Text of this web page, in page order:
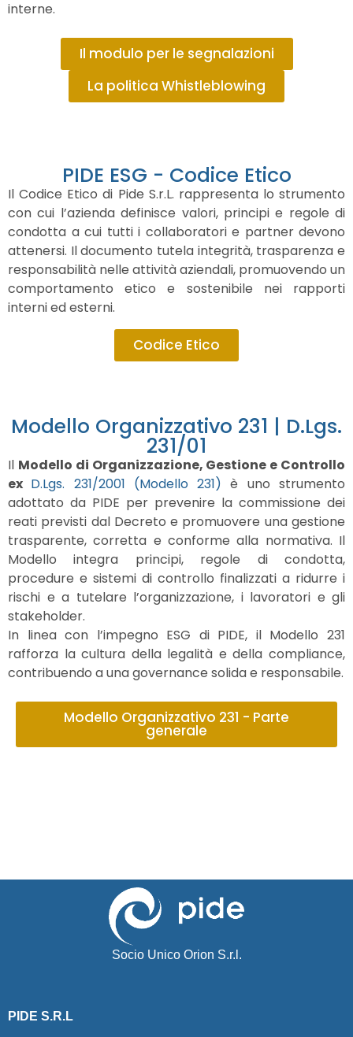
interne.
Il modulo per le segnalazioni
La politica Whistleblowing
PIDE ESG - Codice Etico
Il Codice Etico di Pide S.r.L. rappresenta lo strumento
con cui l’azienda definisce valori, principi e regole di
condotta a cui tutti i collaboratori e partner devono
attenersi. Il documento tutela integrità, trasparenza e
responsabilità nelle attività aziendali, promuovendo un
comportamento etico e sostenibile nei rapporti
interni ed esterni.
Codice Etico
Modello Organizzativo 231 | D.Lgs.
231/01
Il Modello di Organizzazione, Gestione e Controllo
ex D.Lgs. 231/2001 (Modello 231) è uno strumento
adottato da PIDE per prevenire la commissione dei
reati previsti dal Decreto e promuovere una gestione
trasparente, corretta e conforme alla normativa. Il
Modello integra principi, regole di condotta,
procedure e sistemi di controllo finalizzati a ridurre i
rischi e a tutelare l’organizzazione, i lavoratori e gli
stakeholder.
In linea con l’impegno ESG di PIDE, il Modello 231
rafforza la cultura della legalità e della compliance,
contribuendo a una governance solida e responsabile.
Modello Organizzativo 231 - Parte
generale
Socio Unico Orion S.r.l.
PIDE S.R.L